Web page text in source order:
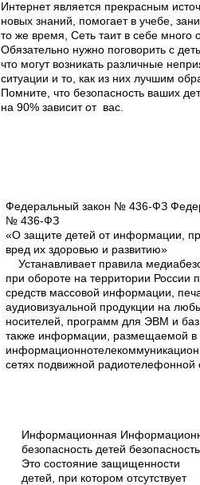
Интернет является прекрасным
новых знаний, помогает в учебе,
то же время, Сеть таит в себе много
Обязательно нужно поговорить с
что могут возникать различные
ситуации и то, как из них лучшим
Помните, что безопасность ваших
на 90% зависит от вас.
Федеральный закон № 436-ФЗ
№ 436-ФЗ
«О защите детей от информации,
вред их здоровью и развитию»
Устанавливает правила
при обороте на территории России
средств массовой информации,
аудиовизуальной продукции на
носителей, программ для ЭВМ и
также информации, размещаемой в
сетях подвижной радиотелефонной
Информационная
безопасность детей
Это состояние защищенности
детей, при котором отсутствует